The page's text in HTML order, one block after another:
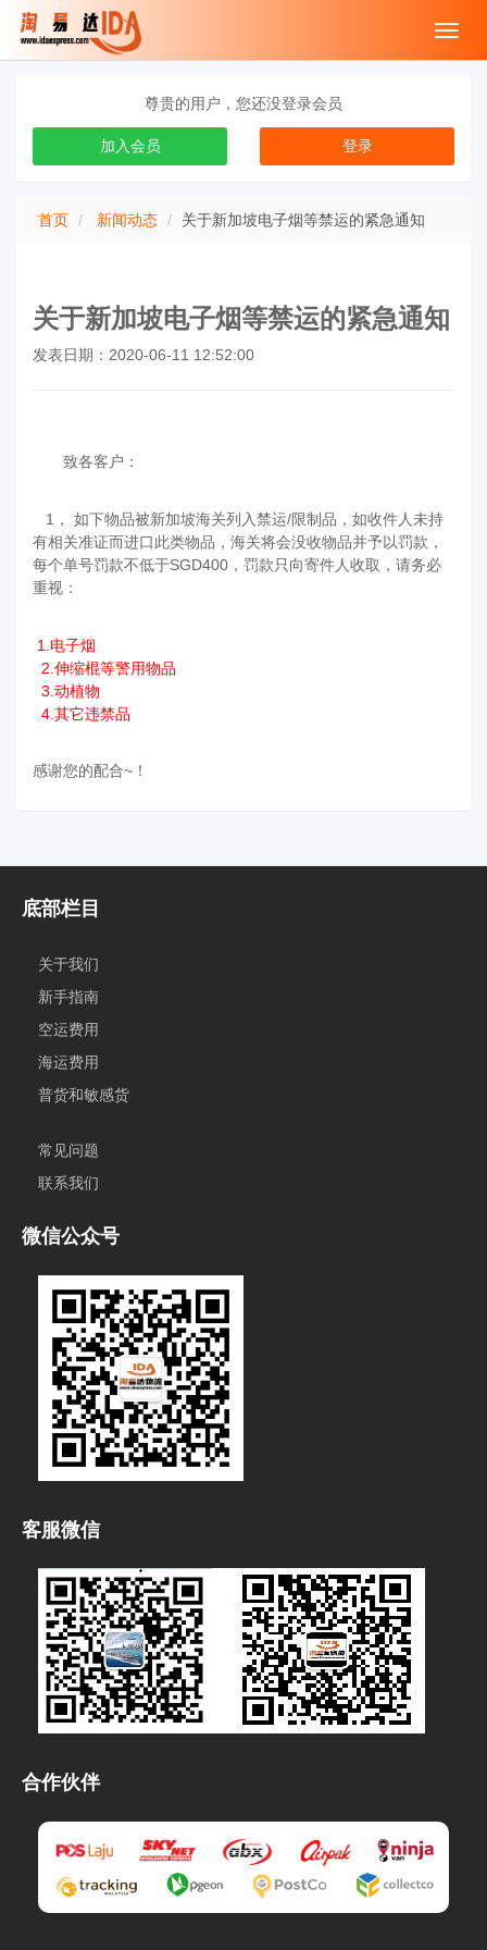
尊贵的用户，您还没登录会员
加入会员 登录
首页 新闻动态 关于新加坡电子烟等禁运的紧急通知
关于新加坡电子烟等禁运的紧急通知
发表日期：2020-06-11 12:52:00
致各客户：
1， 如下物品被新加坡海关列入禁运/限制品，如收件人未持
有相关准证而进口此类物品，海关将会没收物品并予以罚款，
每个单号罚款不低于SGD400，罚款只向寄件人收取，请务必
重视：
1.电子烟
2.伸缩棍等警用物品
3.动植物
4.其它违禁品
感谢您的配合~！
底部栏目
关于我们
新手指南
空运费用
海运费用
普货和敏感货
常见问题
联系我们
微信公众号
客服微信
合作伙伴